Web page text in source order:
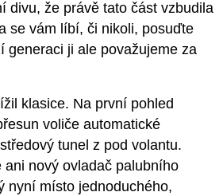
divu, že právě tato část vzbudila
se vám líbí, či nikoli, posuďte
generaci ji ale považujeme za
klasice. Na první pohled
voliče automatické
tunel z pod volantu.
ani nový ovladač palubního
nyní místo jednoduchého,